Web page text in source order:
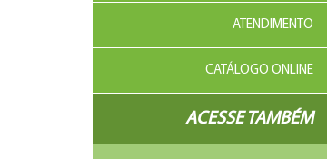
ATENDIMENTO
CATÁLOGO ONLINE
ACESSE TAMBÉM